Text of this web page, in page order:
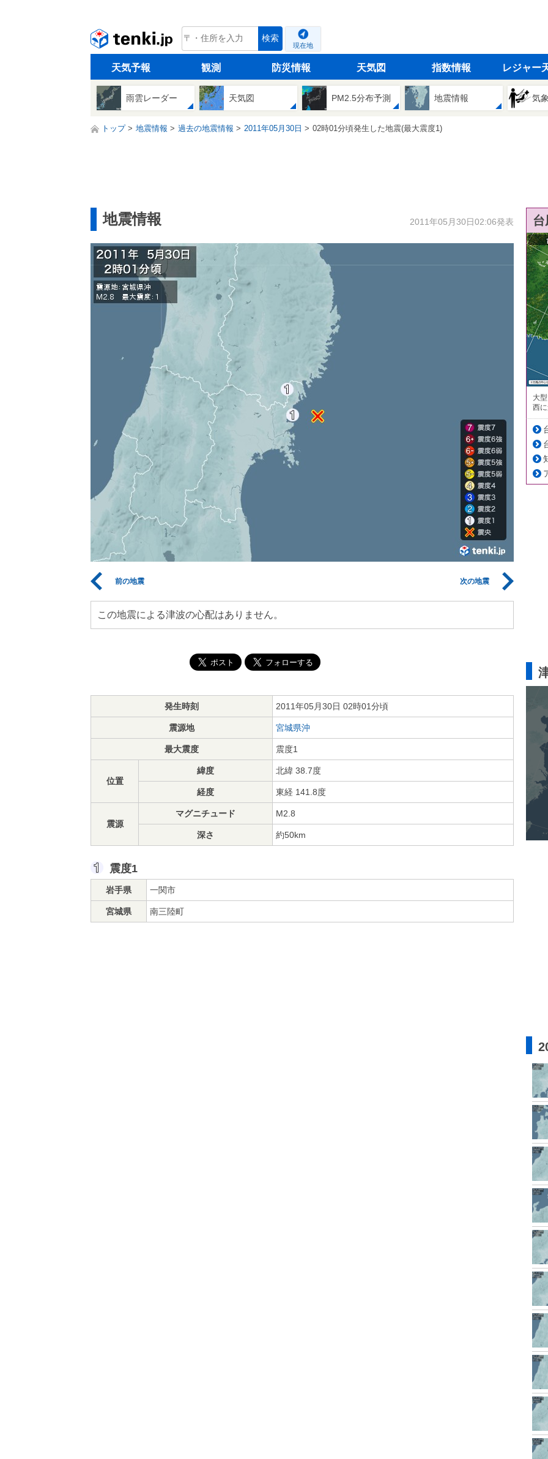
tenki.jp 検索
現在地
天気予報 観測 防災情報 天気図 指数情報 レジャー
雨雲レーダー 天気図 PM2.5分布予測 地震情報 気
トップ 地震情報 過去の地震情報 2011年05月30日 02時01分頃発生した地震(最大震度1)
地震情報 2011年05月30日02:06発表
前の地震 次の地震
この地震による津波の心配はありません。
発生時刻 2011年05月30日 02時01分頃
震源地 宮城県沖
最大震度 震度1
位置
緯度 北緯 38.7度
経度 東経 141.8度
震源
マグニチュード M2.8
深さ 約50km
震度1
岩手県 一関市
宮城県 南三陸町
大
西